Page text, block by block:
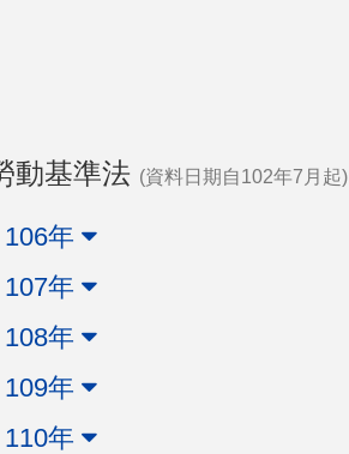
動基準法 (資料日期自102年7月起)
106年
107年
108年
109年
110年